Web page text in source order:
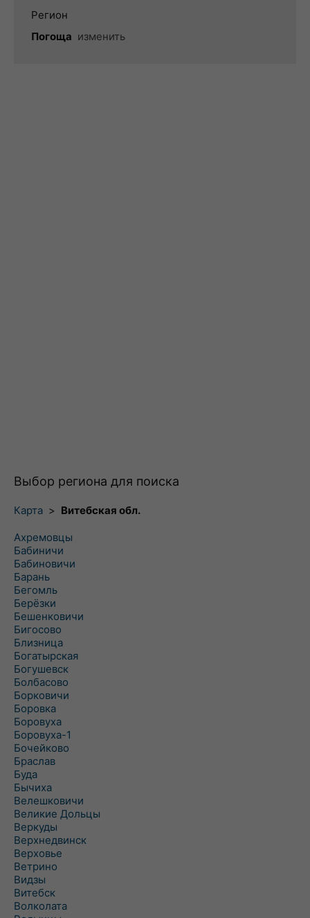
Регион
Погоща изменить
Выбор региона для поиска
Карта > Витебская обл.
Ахремовцы
Бабиничи
Бабиновичи
Барань
Бегомль
Берёзки
Бешенковичи
Бигосово
Близница
Богатырская
Богушевск
Болбасово
Борковичи
Боровка
Боровуха
Боровуха-1
Бочейково
Браслав
Буда
Бычиха
Велешковичи
Великие Дольцы
Веркуды
Верхнедвинск
Верховье
Ветрино
Видзы
Витебск
Волколата